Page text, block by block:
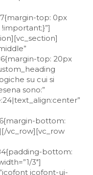
top: 0px
top: 20px
su cui si
sono:”
bottom:
vc_row][vc_row
bottom:
3″]
icofont-ui-